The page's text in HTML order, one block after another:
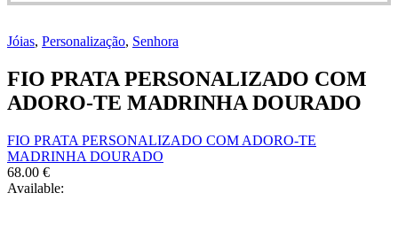
Jóias, Personalização, Senhora
FIO PRATA PERSONALIZADO COM
ADORO-TE MADRINHA DOURADO
FIO PRATA PERSONALIZADO COM ADORO-TE
MADRINHA DOURADO
68.00 €
Available: